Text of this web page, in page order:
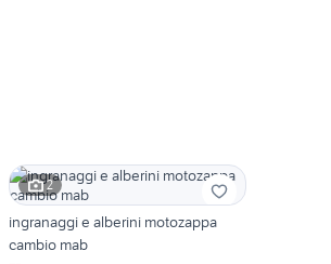
2
ingranaggi e alberini motozappa
cambio mab